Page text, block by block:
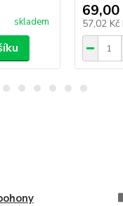
skladem
69,00
57,02 Kč